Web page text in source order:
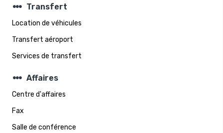
steppers Transfert
Location de véhicules
Transfert aéroport
Services de transfert
steppers Affaires
Centre d'affaires
Fax
Salle de conférence